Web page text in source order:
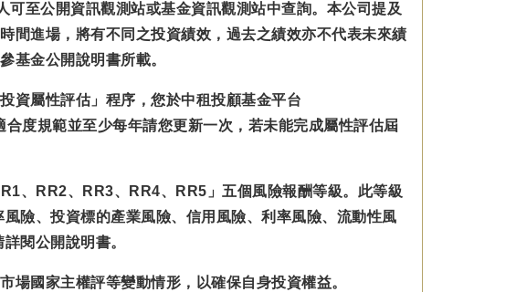
至公開資訊觀測站或基金資訊觀測站中查詢。本公司提及
間進場，將有不同之投資績效，過去之績效亦不代表未來績
基金公開說明書所載。
資屬性評估」程序，您於中租投顧基金平台
度規範並至少每年請您更新一次，若未能完成屬性評估屆
、RR2、RR3、RR4、RR5」五個風險報酬等級。此等級
險、投資標的產業風險、信用風險、利率風險、流動性風
閱公開說明書。
國家主權評等變動情形，以確保自身投資權益。